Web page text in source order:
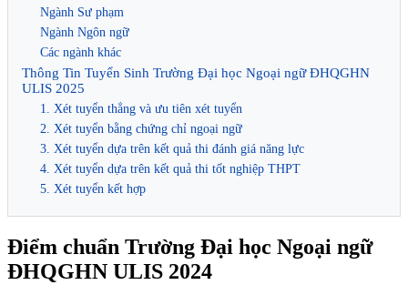
Ngành Sư phạm
Ngành Ngôn ngữ
Các ngành khác
Thông Tin Tuyển Sinh Trường Đại học Ngoại ngữ ĐHQGHN
ULIS 2025
1. Xét tuyển thẳng và ưu tiên xét tuyển
2. Xét tuyển bằng chứng chỉ ngoại ngữ
3. Xét tuyển dựa trên kết quả thi đánh giá năng lực
4. Xét tuyển dựa trên kết quả thi tốt nghiệp THPT
5. Xét tuyển kết hợp
Điểm chuẩn Trường Đại học Ngoại ngữ
ĐHQGHN ULIS 2024